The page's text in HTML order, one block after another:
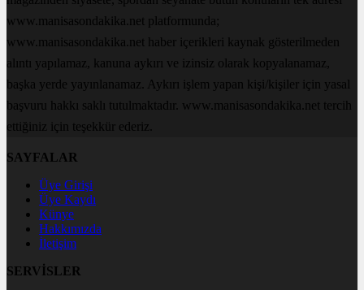
www.manisasondakika.net platformunda;
www.manisasondakika.net haber içerikleri kaynak gösterilmeden
alıntı yapılamaz, kanuna aykırı ve izinsiz olarak kopyalanamaz,
başka yerde yayınlanamaz. Aykırı işlem yapan kişi/kişiler için yasal
başvuru hakkı saklı tutulmaktadır. www.manisasondakika.net tercih
ettiğiniz için teşekkür ederiz.
SAYFALAR
Üye Girişi
Üye Kaydı
Künye
Hakkımızda
İletişim
SERVİSLER